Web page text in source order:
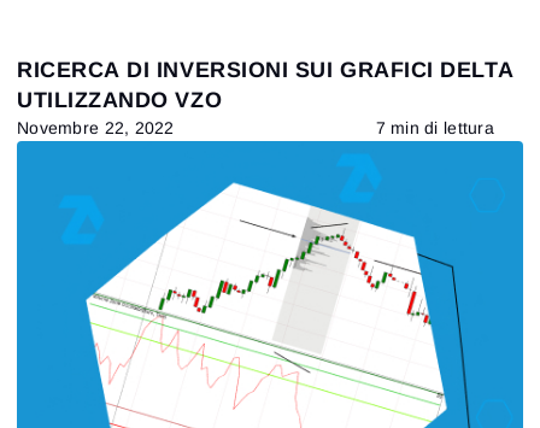
RICERCA DI INVERSIONI SUI GRAFICI DELTA
UTILIZZANDO VZO
Novembre 22, 2022 7 min di lettura